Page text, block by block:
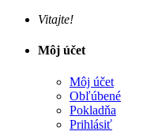
Vitajte!
Môj účet
Môj účet
Obľúbené
Pokladňa
Prihlásiť